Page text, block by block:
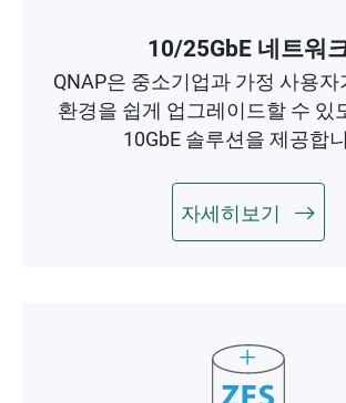
10/25GbE 네트워
QNAP은 중소기업과 가정 사용자
환경을 쉽게 업그레이드할 수 있
10GbE 솔루션을 제공합
자세히보기